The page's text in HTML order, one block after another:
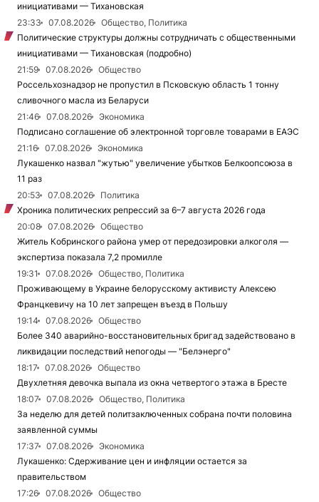
инициативами — Тихановская
23:33
07.08.2026
Общество, Политика
Политические структуры должны сотрудничать с общественными
инициативами — Тихановская (подробно)
21:59
07.08.2026
Общество
Россельхознадзор не пропустил в Псковскую область 1 тонну
сливочного масла из Беларуси
21:46
07.08.2026
Экономика
Подписано соглашение об электронной торговле товарами в ЕАЭС
21:16
07.08.2026
Экономика
Лукашенко назвал "жутью" увеличение убытков Белкоопсоюза в
11 раз
20:53
07.08.2026
Политика
Хроника политических репрессий за 6–7 августа 2026 года
20:08
07.08.2026
Общество
Житель Кобринского района умер от передозировки алкоголя —
экспертиза показала 7,2 промилле
19:31
07.08.2026
Общество, Политика
Проживающему в Украине белорусскому активисту Алексею
Францкевичу на 10 лет запрещен въезд в Польшу
19:14
07.08.2026
Общество
Более 340 аварийно-восстановительных бригад задействовано в
ликвидации последствий непогоды — "Белэнерго"
18:17
07.08.2026
Общество
Двухлетняя девочка выпала из окна четвертого этажа в Бресте
18:07
07.08.2026
Общество, Политика
За неделю для детей политзаключенных собрана почти половина
заявленной суммы
17:37
07.08.2026
Экономика
Лукашенко: Сдерживание цен и инфляции остается за
правительством
17:26
07.08.2026
Общество